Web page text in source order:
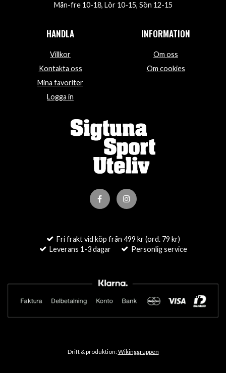
Mån-fre 10-18, Lör 10-15, Sön 12-15
HANDLA
Villkor
Kontakta oss
Mina favoriter
Logga in
INFORMATION
Om oss
Om cookies
Fri frakt vid köp från 499 kr (ord. 79 kr)
Leverans 1-3 dagar
Personlig service
Drift & produktion: Wikinggruppen